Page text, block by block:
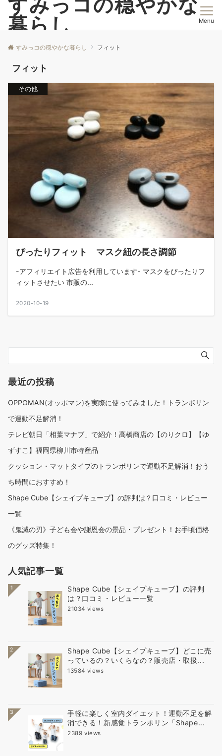
暮らし
Menu
すみっコの穏やかな暮らし フィット
フィット
その他
ぴったりフィット マスク紐の長さ調節
-アフィリエイト広告を利用しています- マスクをぴったりフ
ィットさせたい 市販の...
2020-10-19
最近の投稿
OPPOMAN(オッポマン)を実際に使ってみました！トランポリン
で運動不足解消！
テレビ朝日「相葉マナブ」で紹介！高橋商店の【のりクロ】【ゆ
ずすこ】福岡県柳川市特産品
クッション・マットタイプのトランポリンで運動不足解消！おう
ち時間におすすめ！
Shape Cube【シェイプキューブ】の評判は？口コミ・レビュー
一覧
《鬼滅の刃》子ども会や謝恩会の景品・プレゼント！お手頃価格
のグッズ特集！
人気記事一覧
1
Shape Cube【シェイプキューブ】の評判
は？口コミ・レビュー一覧
21034 views
2
Shape Cube【シェイプキューブ】どこに売
っているの？いくらなの？販売店・取扱...
13584 views
3
手軽に楽しく室内ダイエット！運動不足を解
消できる！新感覚トランポリン「Shape...
2389 views